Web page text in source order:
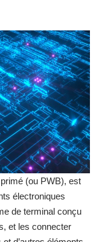
(ou PWB), est
électroniques
de terminal conçu
et les connecter